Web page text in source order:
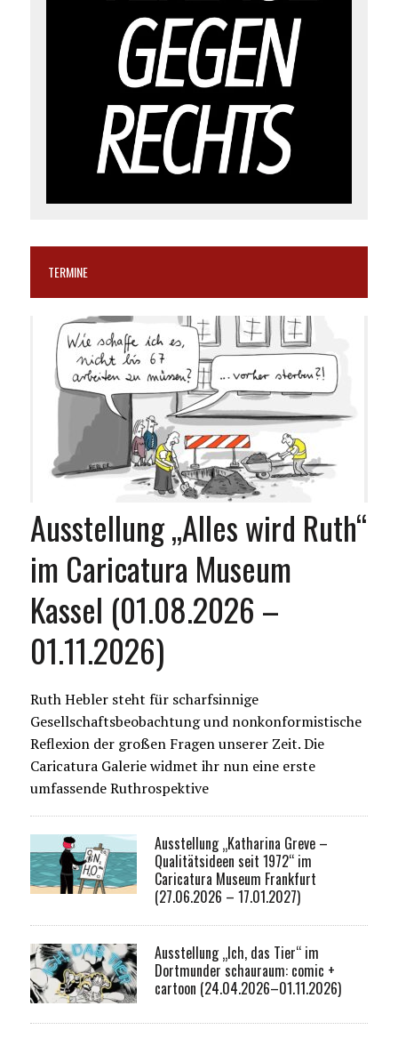
TERMINE
Ausstellung „Alles wird Ruth“
im Caricatura Museum
Kassel (01.08.2026 –
01.11.2026)
Ruth Hebler steht für scharfsinnige
Gesellschaftsbeobachtung und nonkonformistische
Reflexion der großen Fragen unserer Zeit. Die
Caricatura Galerie widmet ihr nun eine erste
umfassende Ruthrospektive
Ausstellung „Katharina Greve –
Qualitätsideen seit 1972“ im
Caricatura Museum Frankfurt
(27.06.2026 – 17.01.2027)
Ausstellung „Ich, das Tier“ im
Dortmunder schauraum: comic +
cartoon (24.04.2026–01.11.2026)